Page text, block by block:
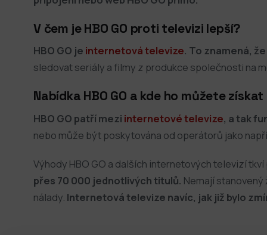
V čem je HBO GO proti televizi lepší?
HBO GO je internetová televize. To znamená,
sledovat seriály a filmy z produkce společnosti na
Nabídka HBO GO a kde ho můžete získat
HBO GO patří mezi internetové televize, a tak
nebo může být poskytována od operátorů jako
Výhody HBO GO a dalších internetových televizí
přes 70 000 jednotlivých titulů. Nemají
nálady. Internetová televize navíc, jak již bylo